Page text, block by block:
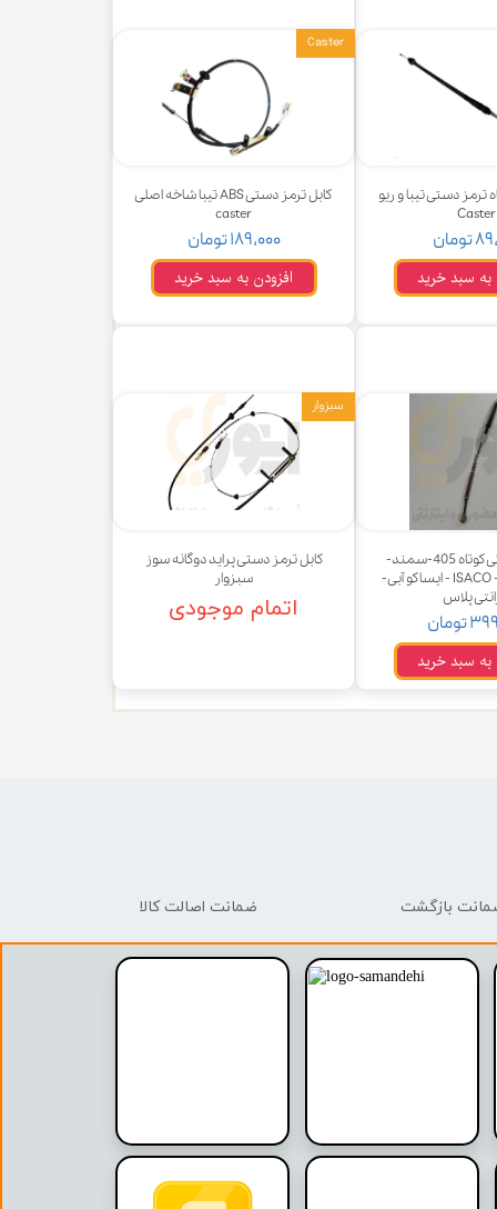
ترمز دستی تیبا و ریو
Caster
به سبد خرید
کابل ترمز دستی ABS تیبا شاخه اصلی
caster
۱۸۹,۰۰۰ تومان
افزودن به سبد خرید
Caster
کابل ترمزدستی کوتاه 405-سمند-
پارس - راست - ISACO - ایساکو آبی-
پلاس
به سبد خرید
کابل ترمز دستی پراید دوگانه سوز
سبزوار
اتمام موجودی
سبزوار
ضمانت اصالت کالا